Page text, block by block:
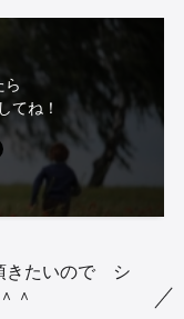
ら
てね！
きたいので シ
＾